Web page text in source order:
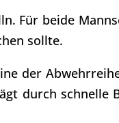
Für beide
sollte.
der
durch schnelle